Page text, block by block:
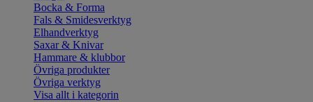
Bocka & Forma
Fals & Smidesverktyg
Elhandverktyg
Saxar & Knivar
Hammare & klubbor
Övriga produkter
Övriga verktyg
Visa allt i kategorin